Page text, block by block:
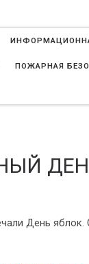
ПОЖАРНАЯ
День яблок.